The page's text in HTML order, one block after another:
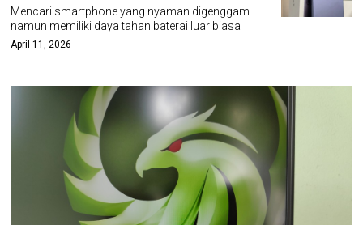
Mencari smartphone yang nyaman digenggam
namun memiliki daya tahan baterai luar biasa
April 11, 2026